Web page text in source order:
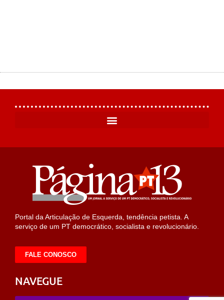
Portal da Articulação de Esquerda, tendência petista. A
serviço de um PT democrático, socialista e revolucionário.
FALE CONOSCO
NAVEGUE